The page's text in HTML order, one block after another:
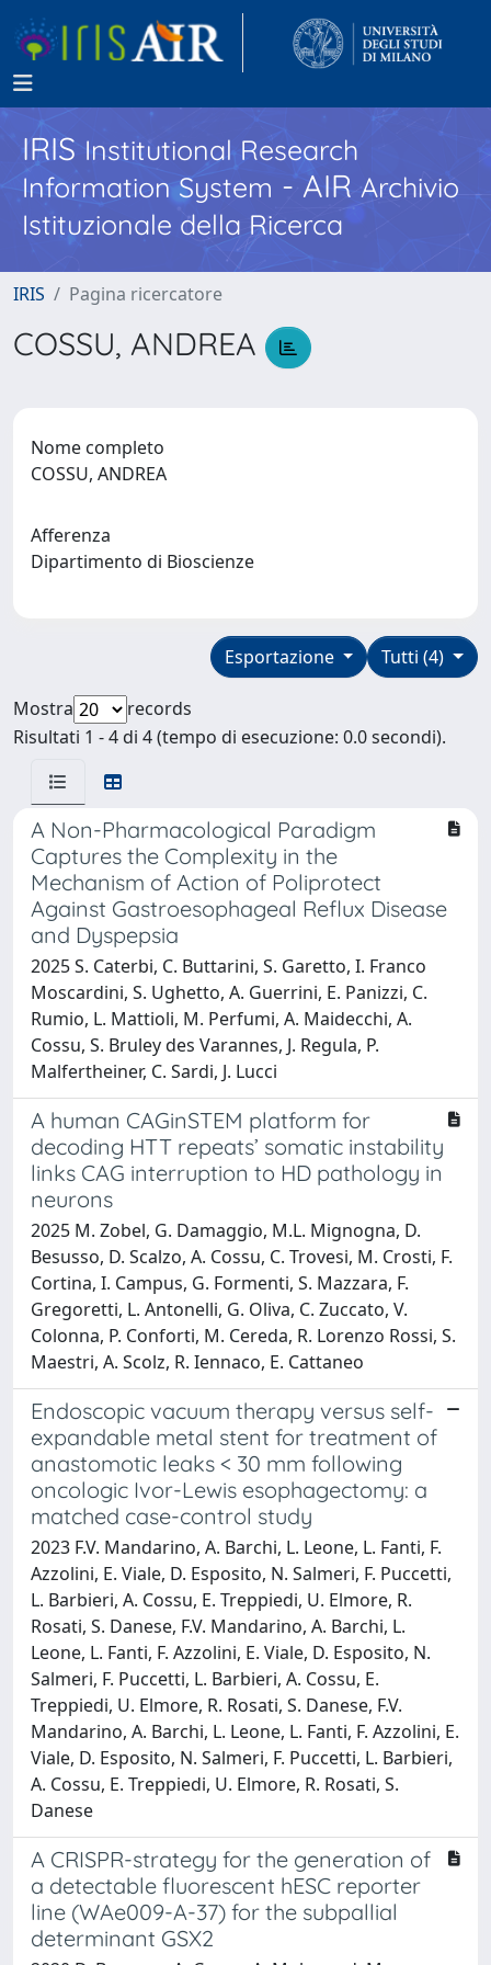
IRISInstitutional Research
Information System - AIR Archivio
Istituzionale della Ricerca
IRIS Pagina ricercatore
COSSU, ANDREA
Nome completo
COSSU, ANDREA
Afferenza
Dipartimento di Bioscienze
Tutti (4)
Esportazione
Mostra
records
Risultati 1 - 4 di 4 (tempo di esecuzione: 0.0 secondi).
A Non-Pharmacological Paradigm
Captures the Complexity in the
Mechanism of Action of Poliprotect
Against Gastroesophageal Reflux Disease
and Dyspepsia
2025 S. Caterbi, C. Buttarini, S. Garetto, I. Franco
Moscardini, S. Ughetto, A. Guerrini, E. Panizzi, C.
Rumio, L. Mattioli, M. Perfumi, A. Maidecchi, A.
Cossu, S. Bruley des Varannes, J. Regula, P.
Malfertheiner, C. Sardi, J. Lucci
A human CAGinSTEM platform for
decoding HTT repeats’ somatic instability
links CAG interruption to HD pathology in
neurons
2025 M. Zobel, G. Damaggio, M.L. Mignogna, D.
Besusso, D. Scalzo, A. Cossu, C. Trovesi, M. Crosti, F.
Cortina, I. Campus, G. Formenti, S. Mazzara, F.
Gregoretti, L. Antonelli, G. Oliva, C. Zuccato, V.
Colonna, P. Conforti, M. Cereda, R. Lorenzo Rossi, S.
Maestri, A. Scolz, R. Iennaco, E. Cattaneo
Endoscopic vacuum therapy versus self-
expandable metal stent for treatment of
anastomotic leaks < 30 mm following
oncologic Ivor-Lewis esophagectomy: a
matched case-control study
2023 F.V. Mandarino, A. Barchi, L. Leone, L. Fanti, F.
Azzolini, E. Viale, D. Esposito, N. Salmeri, F. Puccetti,
L. Barbieri, A. Cossu, E. Treppiedi, U. Elmore, R.
Rosati, S. Danese, F.V. Mandarino, A. Barchi, L.
Leone, L. Fanti, F. Azzolini, E. Viale, D. Esposito, N.
Salmeri, F. Puccetti, L. Barbieri, A. Cossu, E.
Treppiedi, U. Elmore, R. Rosati, S. Danese, F.V.
Mandarino, A. Barchi, L. Leone, L. Fanti, F. Azzolini, E.
Viale, D. Esposito, N. Salmeri, F. Puccetti, L. Barbieri,
A. Cossu, E. Treppiedi, U. Elmore, R. Rosati, S.
Danese
A CRISPR-strategy for the generation of
a detectable fluorescent hESC reporter
line (WAe009-A-37) for the subpallial
determinant GSX2